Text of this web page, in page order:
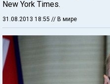
New York Times.
31.08.2013 18:55 // В мире